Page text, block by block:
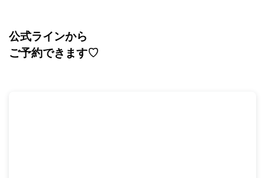
公式ラインから
ご予約できます♡